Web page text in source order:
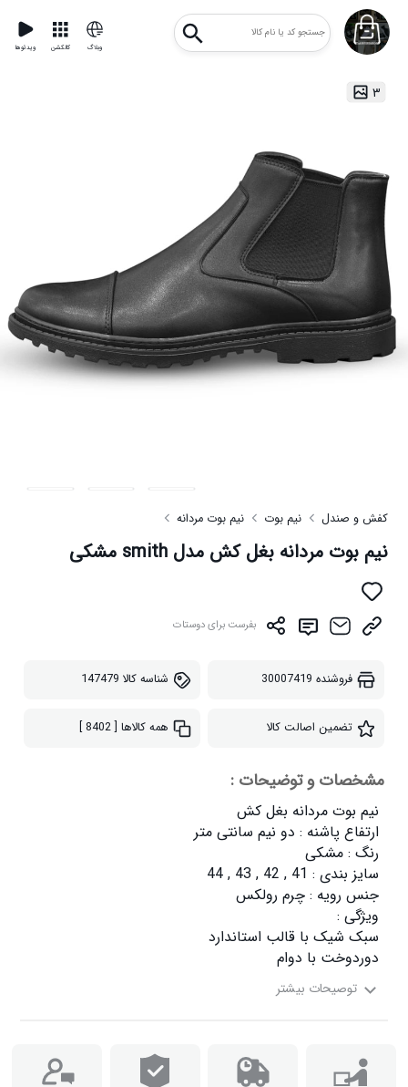
ویدئوها کالکشن وبلاگ
۳
کفش و صندل نیم بوت نیم بوت مردانه
نیم بوت مردانه بغل کش مدل smith مشکی
بفرست برای دوستات
فروشنده 30007419 شناسه کالا 147479
تضمین اصالت کالا همه کالاها [ 8402 ]
مشخصات و توضیحات :
دوردوخت با دوام